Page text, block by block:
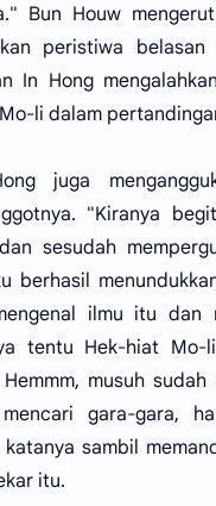
Bun Houw
peristiwa
In Hong
li dalam
juga
"Kiranya
sesudah
berhasil
ilmu itu dan
tentu Hek-hiat
musuh
gara-gara,
sambil
itu.